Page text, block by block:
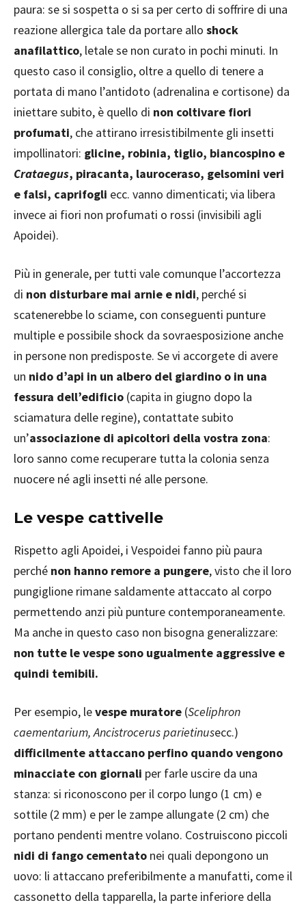
paura: se si sospetta o si sa per certo di soffrire di una
reazione allergica tale da portare allo shock
anafilattico, letale se non curato in pochi minuti. In
questo caso il consiglio, oltre a quello di tenere a
portata di mano l’antidoto (adrenalina e cortisone) da
iniettare subito, è quello di non coltivare fiori
profumati, che attirano irresistibilmente gli insetti
impollinatori: glicine, robinia, tiglio, biancospino e
Crataegus, piracanta, lauroceraso, gelsomini veri
e falsi, caprifogli ecc. vanno dimenticati; via libera
invece ai fiori non profumati o rossi (invisibili agli
Apoidei).
Più in generale, per tutti vale comunque l’accortezza
di non disturbare mai arnie e nidi, perché si
scatenerebbe lo sciame, con conseguenti punture
multiple e possibile shock da sovraesposizione anche
in persone non predisposte. Se vi accorgete di avere
un nido d’api in un albero del giardino o in una
fessura dell’edificio (capita in giugno dopo la
sciamatura delle regine), contattate subito
un’associazione di apicoltori della vostra zona:
loro sanno come recuperare tutta la colonia senza
nuocere né agli insetti né alle persone.
Le vespe cattivelle
Rispetto agli Apoidei, i Vespoidei fanno più paura
perché non hanno remore a pungere, visto che il loro
pungiglione rimane saldamente attaccato al corpo
permettendo anzi più punture contemporaneamente.
Ma anche in questo caso non bisogna generalizzare:
non tutte le vespe sono ugualmente aggressive e
quindi temibili.
Per esempio, levespe muratore (Sceliphron
caementarium, Ancistrocerus parietinusecc.)
difficilmente attaccano perfino quando vengono
minacciate con giornali per farle uscire da una
stanza: si riconoscono per il corpo lungo (1 cm) e
sottile (2 mm) e per le zampe allungate (2 cm) che
portano pendenti mentre volano. Costruiscono piccoli
nidi di fango cementato nei quali depongono un
uovo: li attaccano preferibilmente a manufatti, come il
cassonetto della tapparella, la parte inferiore della